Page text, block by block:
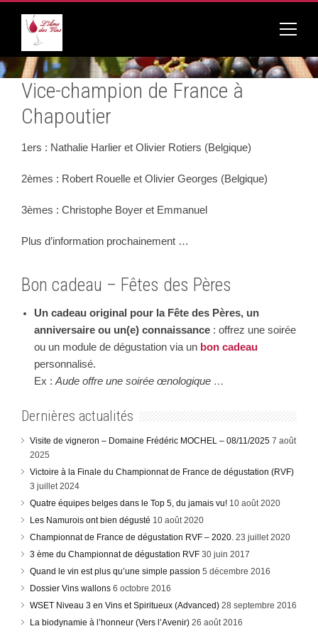
Vice-champion de France à
Chapoutier
1ers : Nathalie Harlier et Olivier Rotiers (Belgique)
2èmes : Robert Rouelle et Olivier Georges (Belgique)
3èmes : Christophe Boyer et Emmanuel
Plus d’information prochainement …
Bon cadeau – Fêtes des Pères
Un cadeau original pour la Fête des Pères, un
anniversaire ou un(e) connaissance : offrez une soirée
ou un module de dégustation via un bon cadeau
personnalisé.
Ex :Aude offre une soirée œnologique …
Dernières actualités
Visite de vigneron – Domaine Frédéric MOCHEL – 08/11/2025 7 août
2025
Victoire à la Finale du Championnat de France de dégustation (RVF)
3 juillet 2024
Quatre équipes belges dans le Top 5, du jamais vu! 10 août 2020
Les Namurois ont bien dégusté 10 août 2020
Championnat de France de dégustation RVF – 2020. 23 juillet 2020
3 ème du Championnat de dégustation RVF 30 juin 2017
Quand le vin est plus qu’une simple passion 5 décembre 2016
Dossier Vins wallons 6 octobre 2016
WSET Niveau 3 en Vins et Spiritueux (Advanced) 28 septembre 2016
La biodynamie à l’honneur (Vers l’Avenir) 26 août 2016